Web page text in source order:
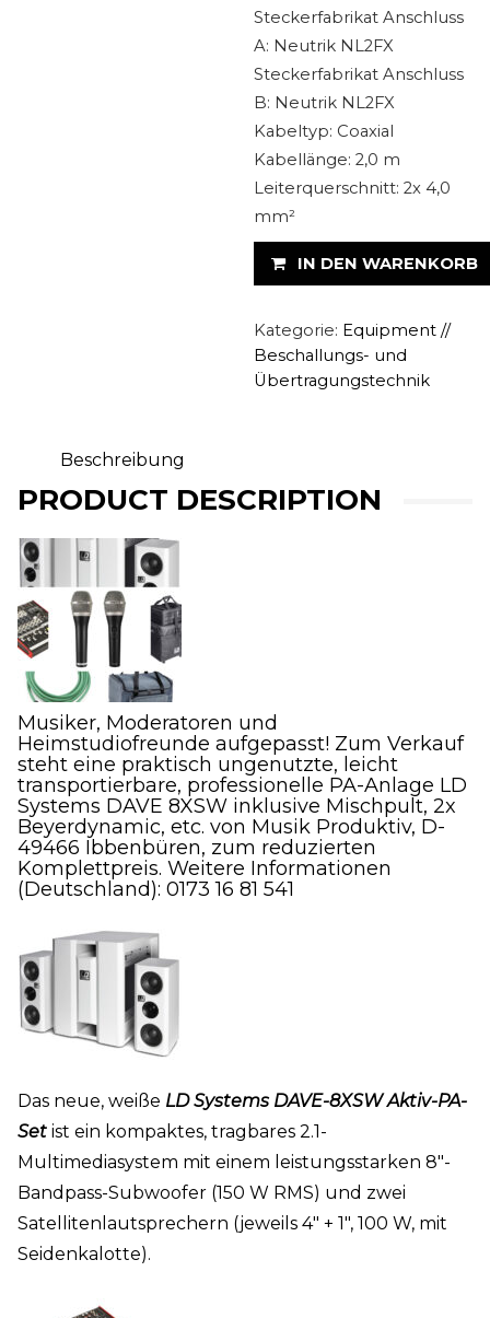
Steckerfabrikat Anschluss
A: Neutrik NL2FX
Steckerfabrikat Anschluss
B: Neutrik NL2FX
Kabeltyp: Coaxial
Kabellänge: 2,0 m
Leiterquerschnitt: 2x 4,0
mm²
PA-
LD
Systems
DAVE
8XSW,
IN DEN WARENKORB
Kategorie: Equipment //
Beschallungs- und
Übertragungstechnik
Beschreibung
PRODUCT DESCRIPTION
Musiker, Moderatoren und
Heimstudiofreunde aufgepasst! Zum Verkauf
steht eine praktisch ungenutzte, leicht
transportierbare, professionelle PA-Anlage LD
Systems DAVE 8XSW inklusive Mischpult, 2x
Beyerdynamic, etc. von Musik Produktiv, D-
49466 Ibbenbüren, zum reduzierten
Komplettpreis. Weitere Informationen
(Deutschland): 0173 16 81 541
Das neue, weiße LD Systems DAVE-8XSW Aktiv-PA-
Set ist ein kompaktes, tragbares 2.1-
Multimediasystem mit einem leistungsstarken 8″-
Bandpass-Subwoofer (150 W RMS) und zwei
Satellitenlautsprechern (jeweils 4″ + 1″, 100 W, mit
Seidenkalotte).